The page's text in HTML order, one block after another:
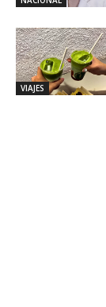
VIAJES